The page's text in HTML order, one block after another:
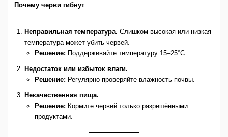
Почему черви гибнут
Неправильная температура. Слишком высокая или низкая
температура может убить червей.
Решение: Поддерживайте температуру 15–25°C.
Недостаток или избыток влаги.
Решение: Регулярно проверяйте влажность почвы.
Некачественная пища.
Решение: Кормите червей только разрешёнными
продуктами.